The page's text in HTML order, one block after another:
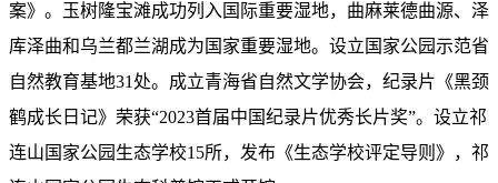
案》。玉树隆宝滩成功列入国际重要湿地，曲麻莱德曲源、泽
库泽曲和乌兰都兰湖成为国家重要湿地。设立国家公园示范省
自然教育基地31处。成立青海省自然文学协会，纪录片《黑颈
鹤成长日记》荣获“2023首届中国纪录片优秀长片奖”。设立祁
连山国家公园生态学校15所，发布《生态学校评定导则》，祁